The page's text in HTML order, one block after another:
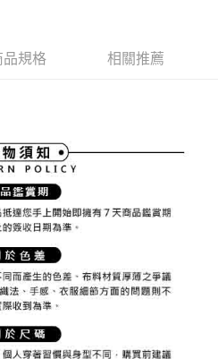
額請依後續交易確認頁面所載為準。
付你分期」於每月結算日後寄送繳費提
「超商條碼／台灣大直營門市／銀行轉
通路繳費。
公司」（以下簡稱本公司）所提供，讓
品或服務，並由商店將買賣／分期付款
用本公司帳單繳交帳款。
」之契約關係目的，商店將以您的個人
資料之確認、核對及更正。
結：https://oppay.tw/userRule
才付款」的支付方式。 讓您購物簡單
後，即可完成結帳。
通知簡訊。
擊此簡訊中的連結，可透過四大超商／
款，方視為交易完成。
刻繳費，但若您需要取消訂單，請聯絡
之訂單仍視為有效，需透過AFTEE先享
付 」之結帳頁面顯示為準，若有關於
等相關疑問，請聯繫「AFTEE先享後付
support/home
品規格 相關推薦